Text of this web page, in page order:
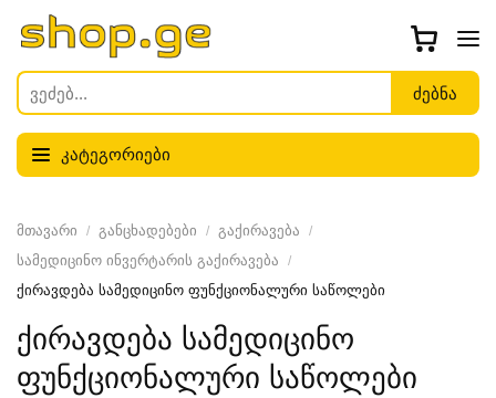
კატეგორიები
მთავარი განცხადებები
გაქირავება
სამედიცინო ინვერტარის გაქირავება
ქირავდება სამედიცინო ფუნქციონალური საწოლები
ქირავდება სამედიცინო
ფუნქციონალური საწოლები